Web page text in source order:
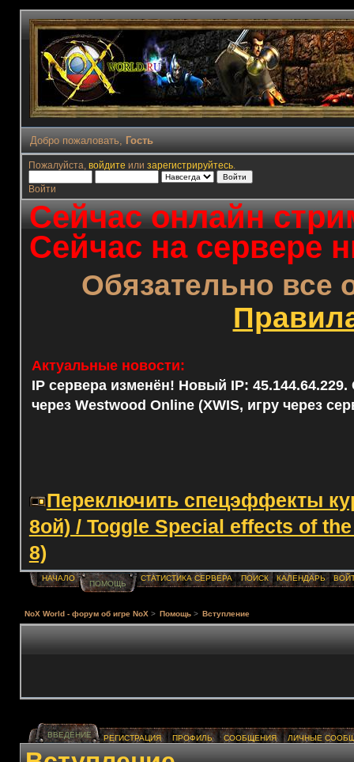
Добро пожаловать, Гость
Пожалуйста, войдите или зарегистрируйтесь.
Войти
Сейчас онлайн
Сейчас на сервере
Обязательно все
Актуальные новости:
IP сервера изменён! Новый IP: 45.144.64.229.
через Westwood Online (XWIS, игру через
Переключить спецэффекты
8ой) / Toggle Special effects of
8)
НАЧАЛО
ПОМОЩЬ
СТАТИСТИКА СЕРВЕРА ПОИСК КАЛЕНДАРЬ
NoX World - форум об игре NoX > Помощь > Вступление
ВВЕДЕНИЕ РЕГИСТРАЦИЯ ПРОФИЛЬ СООБЩЕНИЯ ЛИЧНЫЕ